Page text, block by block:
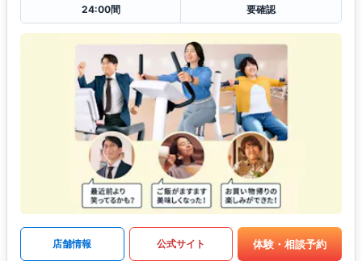
24:00間
要確認
店舗情報 公式サイト 体験・相談予約